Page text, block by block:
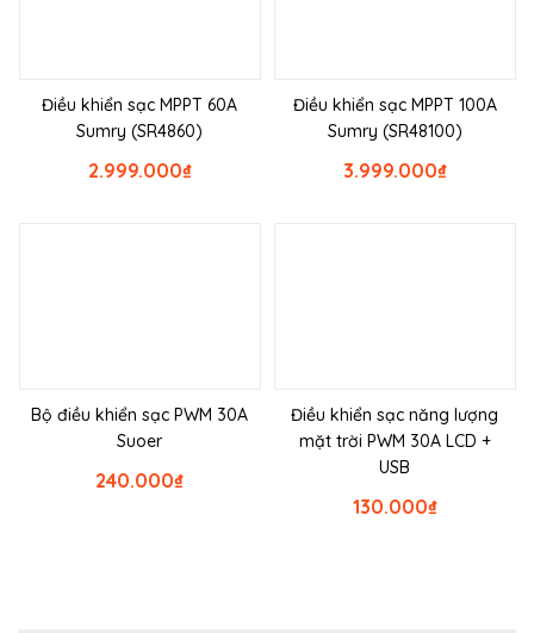
Điều khiển sạc MPPT 60A
Sumry (SR4860)
₫
2.999.000
Điều khiển sạc MPPT 100A
Sumry (SR48100)
₫
3.999.000
Bộ điều khiển sạc PWM 30A
Suoer
₫
240.000
Điều khiển sạc năng lượng
mặt trời PWM 30A LCD +
USB
₫
130.000